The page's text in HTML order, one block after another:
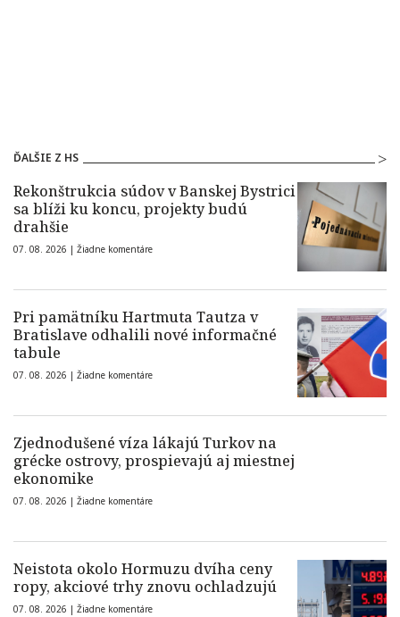
ĎALŠIE Z HS
Rekonštrukcia súdov v Banskej Bystrici
sa blíži ku koncu, projekty budú
drahšie
07. 08. 2026 | Žiadne komentáre
Pri pamätníku Hartmuta Tautza v
Bratislave odhalili nové informačné
tabule
07. 08. 2026 | Žiadne komentáre
Zjednodušené víza lákajú Turkov na
grécke ostrovy, prospievajú aj miestnej
ekonomike
07. 08. 2026 | Žiadne komentáre
Neistota okolo Hormuzu dvíha ceny
ropy, akciové trhy znovu ochladzujú
07. 08. 2026 | Žiadne komentáre